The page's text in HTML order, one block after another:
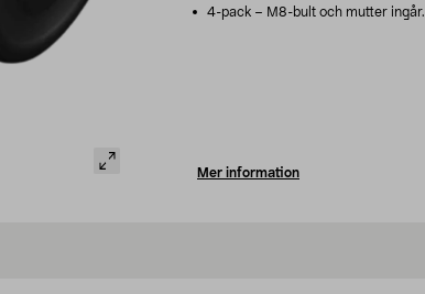
4-pack – M8-bult och mutter ingår.
Mer information